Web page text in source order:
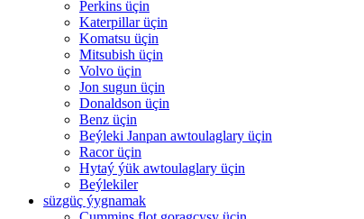
Perkins üçin
Katerpillar üçin
Komatsu üçin
Mitsubish üçin
Volvo üçin
Jon sugun üçin
Donaldson üçin
Benz üçin
Beýleki Janpan awtoulaglary üçin
Racor üçin
Hytaý ýük awtoulaglary üçin
Beýlekiler
süzgüç ýygnamak